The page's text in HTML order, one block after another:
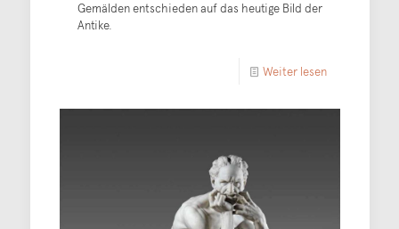
Gemälden entschieden auf das heutige Bild der
Antike.
Weiter lesen